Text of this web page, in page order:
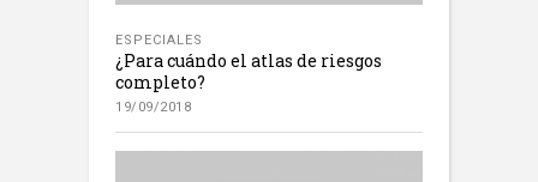
ESPECIALES
¿Para cuándo el atlas de riesgos
completo?
19/09/2018